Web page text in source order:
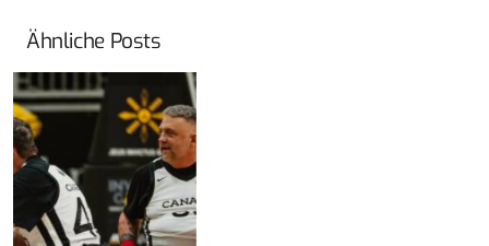
Ähnliche Posts